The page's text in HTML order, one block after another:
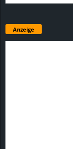
Anzeige